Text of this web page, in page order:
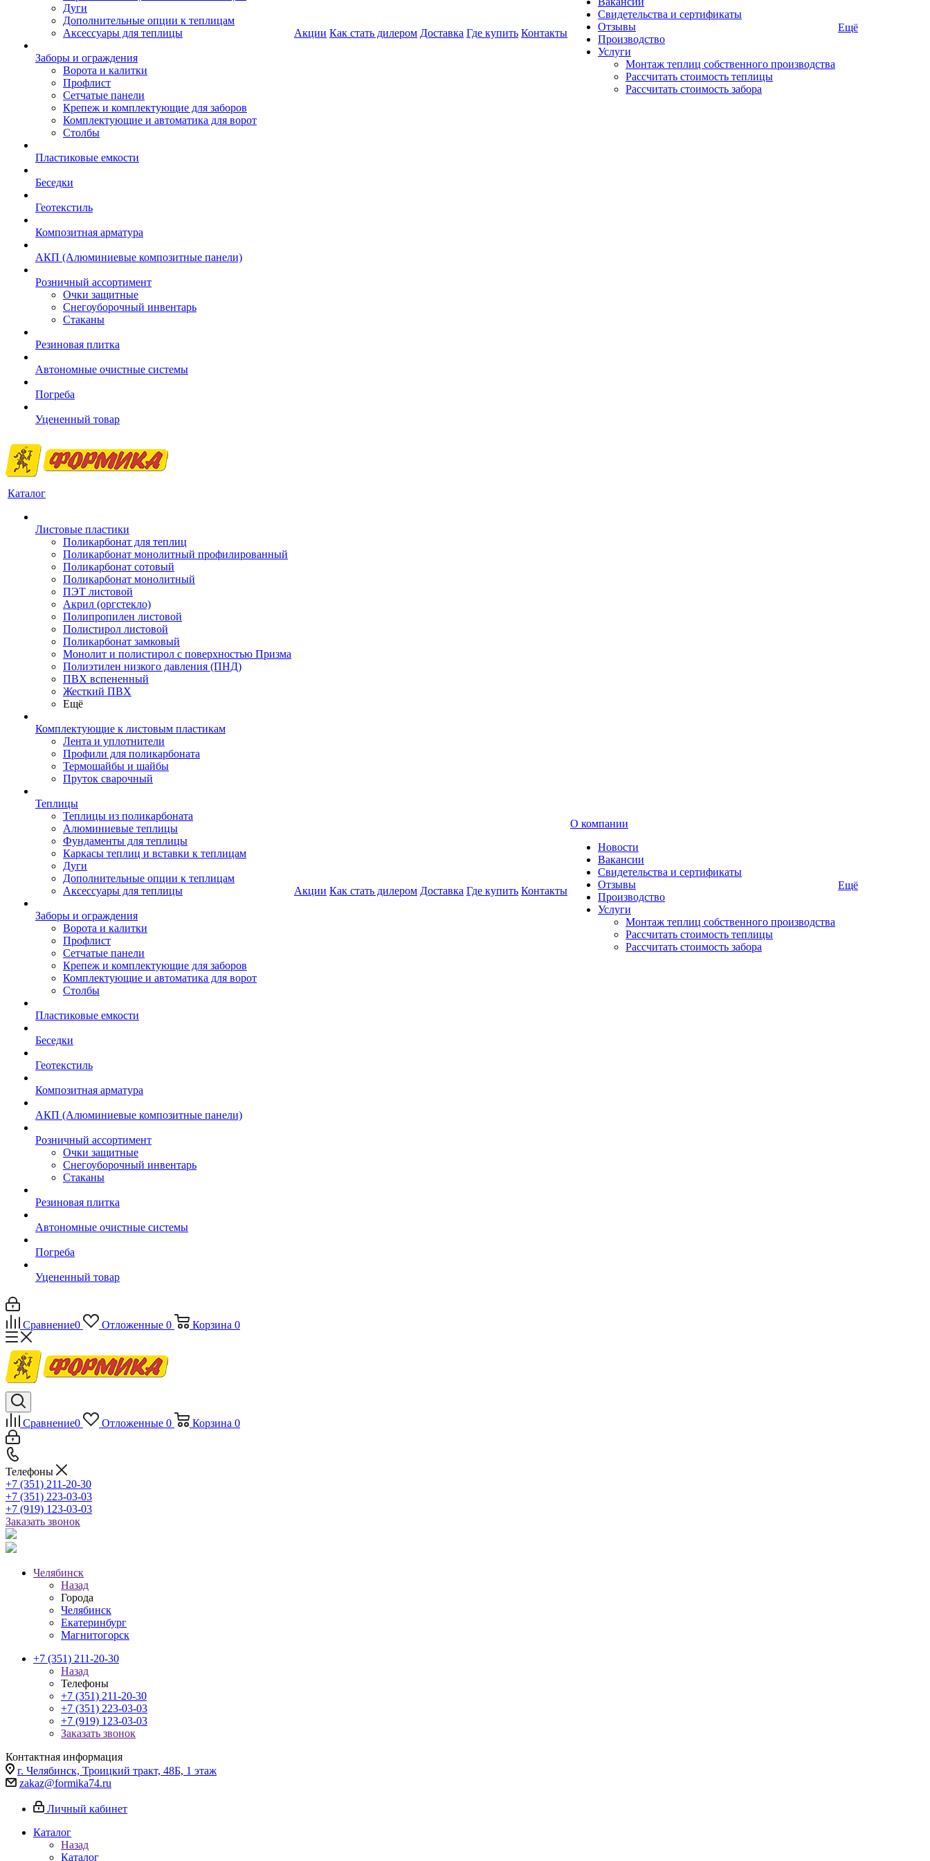
Дуги
Дополнительные опции к теплицам
Аксессуары для теплицы
Заборы и ограждения
Ворота и калитки
Профлист
Сетчатые панели
Крепеж и комплектующие для заборов
Комплектующие и автоматика для ворот
Столбы
Пластиковые емкости
Беседки
Геотекстиль
Композитная арматура
АКП (Алюминиевые композитные панели)
Розничный ассортимент
Очки защитные
Снегоуборочный инвентарь
Стаканы
Резиновая плитка
Автономные очистные системы
Погреба
Уцененный товар
Акции Как стать дилером Доставка Где купить Контакты
Свидетельства и сертификаты
Отзывы
Производство
Услуги
Монтаж теплиц собственного производства
Рассчитать стоимость теплицы
Рассчитать стоимость забора
Ещё
Каталог
Листовые пластики
Поликарбонат для теплиц
Поликарбонат монолитный профилированный
Поликарбонат сотовый
Поликарбонат монолитный
ПЭТ листовой
Акрил (оргстекло)
Полипропилен листовой
Полистирол листовой
Поликарбонат замковый
Монолит и полистирол с поверхностью Призма
Полиэтилен низкого давления (ПНД)
ПВХ вспененный
Жесткий ПВХ
Ещё
Комплектующие к листовым пластикам
Лента и уплотнители
Профили для поликарбоната
Термошайбы и шайбы
Пруток сварочный
Теплицы
Теплицы из поликарбоната
Алюминиевые теплицы
Фундаменты для теплицы
Каркасы теплиц и вставки к теплицам
Дуги
Дополнительные опции к теплицам
Аксессуары для теплицы
Заборы и ограждения
Ворота и калитки
Профлист
Сетчатые панели
Крепеж и комплектующие для заборов
Комплектующие и автоматика для ворот
Столбы
Пластиковые емкости
Беседки
Геотекстиль
Композитная арматура
АКП (Алюминиевые композитные панели)
Розничный ассортимент
Очки защитные
Снегоуборочный инвентарь
Стаканы
Резиновая плитка
Автономные очистные системы
Погреба
Уцененный товар
Акции Как стать дилером Доставка Где купить Контакты
О компании
Новости
Вакансии
Свидетельства и сертификаты
Отзывы
Производство
Услуги
Монтаж теплиц собственного производства
Рассчитать стоимость теплицы
Рассчитать стоимость забора
Ещё
Сравнение0 Отложенные 0 Корзина 0
Сравнение0 Отложенные 0 Корзина 0
Телефоны
+7 (351) 211-20-30
+7 (351) 223-03-03
+7 (919) 123-03-03
Заказать звонок
Челябинск
Назад
Города
Челябинск
Екатеринбург
Магнитогорск
+7 (351) 211-20-30
Назад
Телефоны
+7 (351) 211-20-30
+7 (351) 223-03-03
+7 (919) 123-03-03
Заказать звонок
Контактная информация
г. Челябинск, Троицкий тракт, 48Б, 1 этаж
zakaz@formika74.ru
Личный кабинет
Каталог
Назад
Каталог